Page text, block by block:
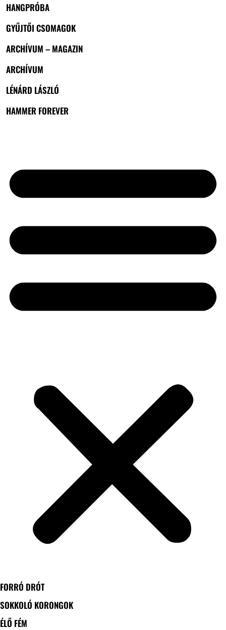
HANGPRÓBA
GYŰJTŐI CSOMAGOK
ARCHÍVUM – MAGAZIN
ARCHÍVUM
LÉNÁRD LÁSZLÓ
HAMMER FOREVER
FORRÓ DRÓT
SOKKOLÓ KORONGOK
ÉLŐ FÉM